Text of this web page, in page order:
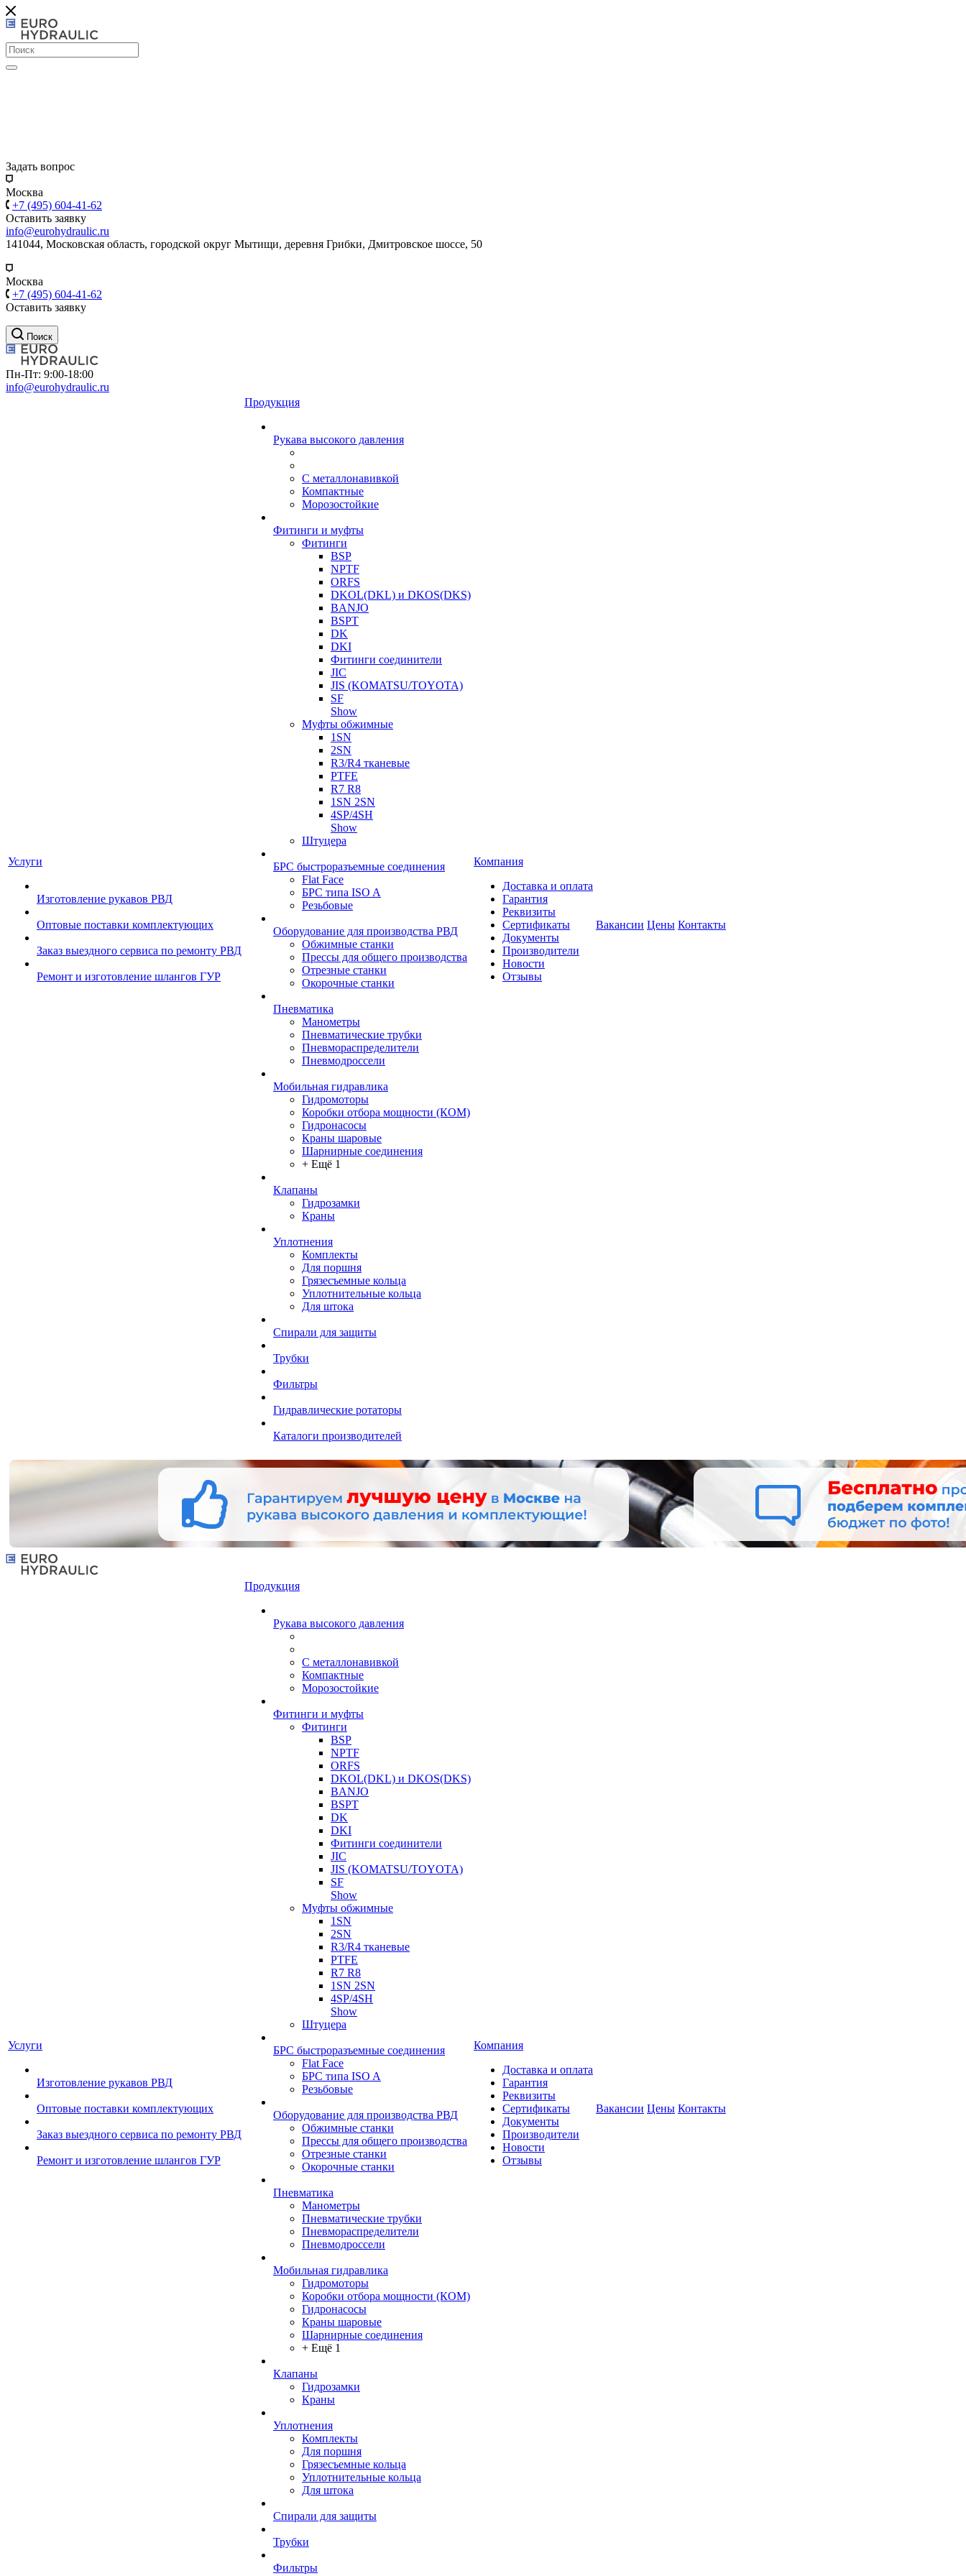
Задать вопрос
Москва
+7 (495) 604-41-62
Оставить заявку
info@eurohydraulic.ru
141044, Московская область, городской округ Мытищи, деревня Грибки, Дмитровское шоссе, 50
Москва
+7 (495) 604-41-62
Оставить заявку
Поиск
Пн-Пт: 9:00-18:00
info@eurohydraulic.ru
Услуги
Изготовление рукавов РВД
Оптовые поставки комплектующих
Заказ выездного сервиса по ремонту РВД
Ремонт и изготовление шлангов ГУР
Продукция
Рукава высокого давления
С металлонавивкой
Компактные
Морозостойкие
Фитинги и муфты
Фитинги
BSP
NPTF
ORFS
DKOL(DKL) и DKOS(DKS)
BANJO
BSPT
DK
DKI
Фитинги соединители
JIC
JIS (KOMATSU/TOYOTA)
SF
Show
Муфты обжимные
1SN
2SN
R3/R4 тканевые
PTFE
R7 R8
1SN 2SN
4SP/4SH
Show
Штуцера
БРС быстроразъемные соединения
Flat Face
БРС типа ISO A
Резьбовые
Оборудование для производства РВД
Обжимные станки
Прессы для общего производства
Отрезные станки
Окорочные станки
Пневматика
Манометры
Пневматические трубки
Пневмораспределители
Пневмодроссели
Мобильная гидравлика
Гидромоторы
Коробки отбора мощности (КОМ)
Гидронасосы
Краны шаровые
Шарнирные соединения
+ Ещё 1
Клапаны
Гидрозамки
Краны
Уплотнения
Комплекты
Для поршня
Грязесъемные кольца
Уплотнительные кольца
Для штока
Спирали для защиты
Трубки
Фильтры
Гидравлические ротаторы
Каталоги производителей
Компания
Доставка и оплата
Гарантия
Реквизиты
Сертификаты
Документы
Производители
Новости
Отзывы
Вакансии Цены Контакты
Услуги
Изготовление рукавов РВД
Оптовые поставки комплектующих
Заказ выездного сервиса по ремонту РВД
Ремонт и изготовление шлангов ГУР
Продукция
Рукава высокого давления
С металлонавивкой
Компактные
Морозостойкие
Фитинги и муфты
Фитинги
BSP
NPTF
ORFS
DKOL(DKL) и DKOS(DKS)
BANJO
BSPT
DK
DKI
Фитинги соединители
JIC
JIS (KOMATSU/TOYOTA)
SF
Show
Муфты обжимные
1SN
2SN
R3/R4 тканевые
PTFE
R7 R8
1SN 2SN
4SP/4SH
Show
Штуцера
БРС быстроразъемные соединения
Flat Face
БРС типа ISO A
Резьбовые
Оборудование для производства РВД
Обжимные станки
Прессы для общего производства
Отрезные станки
Окорочные станки
Пневматика
Манометры
Пневматические трубки
Пневмораспределители
Пневмодроссели
Мобильная гидравлика
Гидромоторы
Коробки отбора мощности (КОМ)
Гидронасосы
Краны шаровые
Шарнирные соединения
+ Ещё 1
Клапаны
Гидрозамки
Краны
Уплотнения
Комплекты
Для поршня
Грязесъемные кольца
Уплотнительные кольца
Для штока
Спирали для защиты
Трубки
Фильтры
Компания
Доставка и оплата
Гарантия
Реквизиты
Сертификаты
Документы
Производители
Новости
Отзывы
Вакансии Цены Контакты